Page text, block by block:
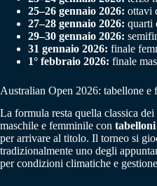
25–26 gennaio 2026: ottavi
27–28 gennaio 2026: quarti
29–30 gennaio 2026:
31 gennaio 2026: finale
1° febbraio 2026: finale
Australian Open 2026: tabellone e
La formula resta quella classica
maschile e femminile con
per arrivare al titolo. Il torneo si
tradizionalmente uno degli
per condizioni climatiche e